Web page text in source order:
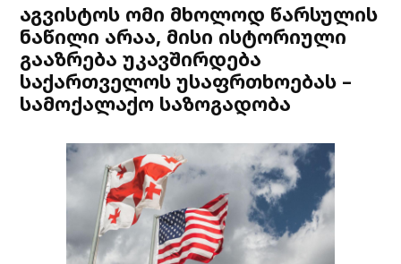
აგვისტოს ომი მხოლოდ წარსულის
ნაწილი არაა, მისი ისტორიული
გააზრება უკავშირდება
საქართველოს უსაფრთხოებას –
სამოქალაქო საზოგადობა